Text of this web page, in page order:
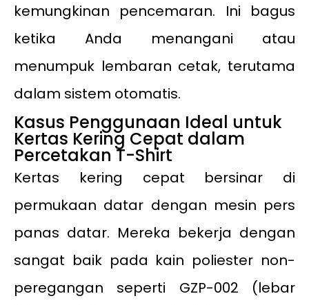
kemungkinan pencemaran. Ini bagus
ketika Anda menangani atau
menumpuk lembaran cetak, terutama
dalam sistem otomatis.
Kasus Penggunaan Ideal untuk
Kertas Kering Cepat dalam
Percetakan T-Shirt
Kertas kering cepat bersinar di
permukaan datar dengan mesin pers
panas datar. Mereka bekerja dengan
sangat baik pada kain poliester non-
peregangan seperti GZP-002 (lebar